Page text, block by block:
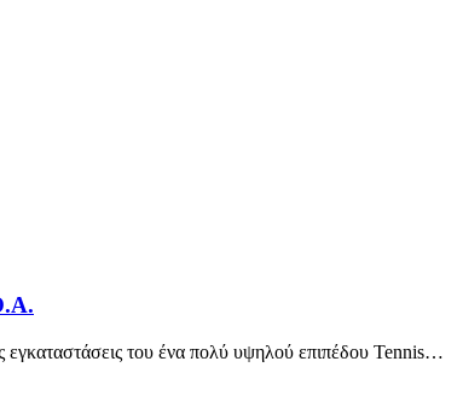
εγκαταστάσεις του ένα πολύ υψηλού επιπέδου Tennis…